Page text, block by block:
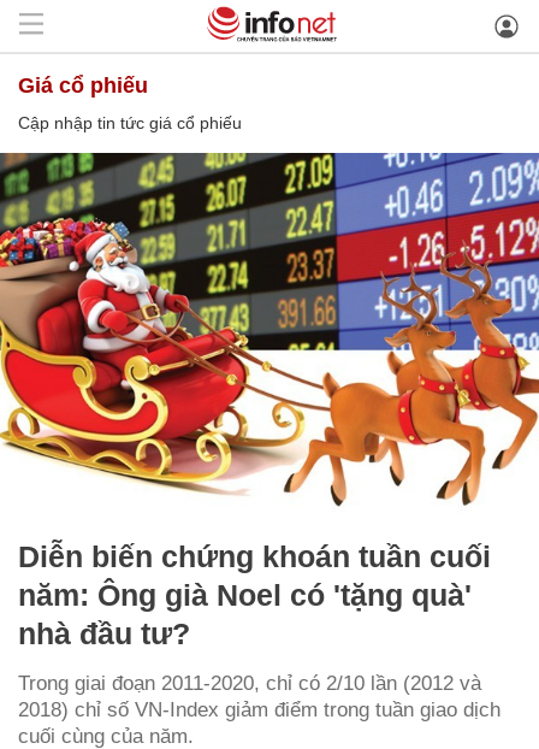
giá cổ phiếu
Cập nhập tin tức giá cổ phiếu
Diễn biến chứng khoán tuần cuối
năm: Ông già Noel có 'tặng quà'
nhà đầu tư?
Trong giai đoạn 2011-2020, chỉ có 2/10 lần (2012 và
2018) chỉ số VN-Index giảm điểm trong tuần giao dịch
cuối cùng của năm.